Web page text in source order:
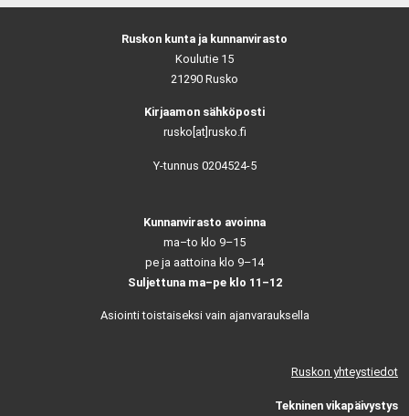
Ruskon kunta ja kunnanvirasto
Koulutie 15
21290 Rusko
Kirjaamon sähköposti
rusko[at]rusko.fi
Y-tunnus 0204524-5
Kunnanvirasto avoinna
ma–to klo 9–15
pe ja aattoina klo 9–14
Suljettuna ma–pe klo 11–12
Asiointi toistaiseksi vain ajanvarauksella
Ruskon yhteystiedot
Tekninen vikapäivystys